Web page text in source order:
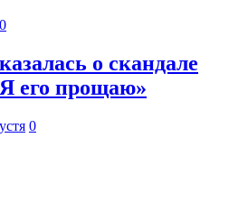
0
о скандале
его прощаю»
0